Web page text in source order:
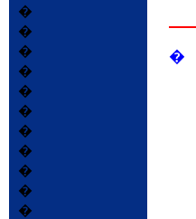
�
�
�
�
�
�
�
�
�
�
�
�